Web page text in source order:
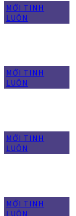
MỚI TINH
LUÔN
MỚI TINH
LUÔN
MỚI TINH
LUÔN
MỚI TINH
LUÔN